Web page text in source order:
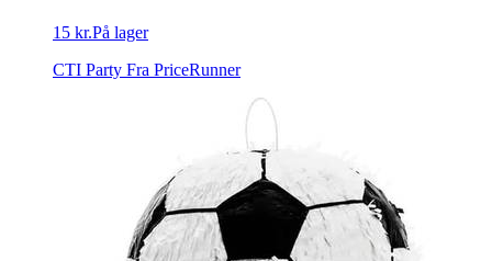
15 kr.På lager
CTI Party Fra PriceRunner